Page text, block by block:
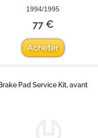
1994/1995
77 €
Acheter
Pad Service Kit, avant